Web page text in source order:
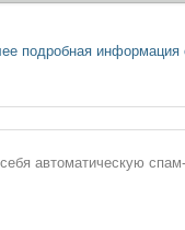
подробная информация
автоматическую